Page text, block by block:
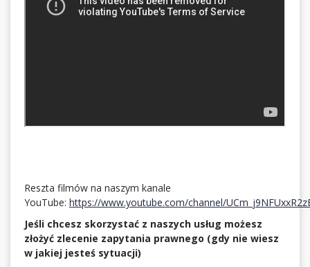
Reszta filmów na naszym kanale
YouTube: https://www.youtube.com/channel/
Jeśli chcesz skorzystać z naszych usług możesz
złożyć zlecenie zapytania prawnego (gdy nie wiesz
w jakiej jesteś sytuacji)